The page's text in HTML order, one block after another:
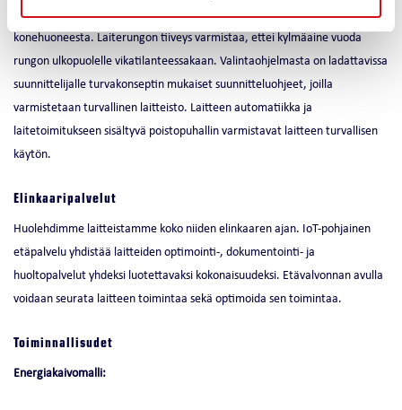
kylmäaineelle. Turvakonseptina on kylmäaineen ulospuhallus
konehuoneesta. Laiterungon tiiveys varmistaa, ettei kylmäaine vuoda
rungon ulkopuolelle vikatilanteessakaan. Valintaohjelmasta on ladattavissa
suunnittelijalle turvakonseptin mukaiset suunnitteluohjeet, joilla
varmistetaan turvallinen laitteisto. Laitteen automatiikka ja
laitetoimitukseen sisältyvä poistopuhallin varmistavat laitteen turvallisen
käytön.
Elinkaaripalvelut
Huolehdimme laitteistamme koko niiden elinkaaren ajan. IoT-pohjainen
etäpalvelu yhdistää laitteiden optimointi-, dokumentointi- ja
huoltopalvelut yhdeksi luotettavaksi kokonaisuudeksi. Etävalvonnan avulla
voidaan seurata laitteen toimintaa sekä optimoida sen toimintaa.
Toiminnallisudet
Energiakaivomalli: